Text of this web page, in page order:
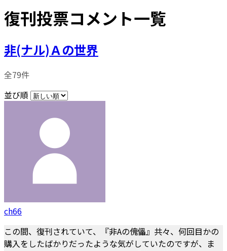
復刊投票コメント一覧
非(ナル)Ａの世界
全79件
並び順
ch66
この間、復刊されていて、『非Aの傀儡』共々、何回目かの
購入をしたばかりだったような気がしていたのですが、ま